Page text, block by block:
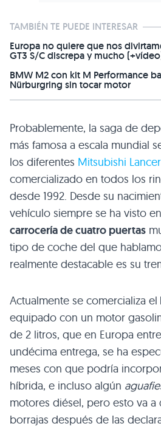
TAMBIÉN TE PUEDE INTERESAR
Europa no quiere que nos
GT3 S/C discrepa y mucho
BMW M2 con kit M Performance
Nürburgring sin tocar motor
Probablemente, la saga de
más famosa a escala mundial
los diferentes Mitsubishi
comercializado en todos los
desde 1992. Desde su
vehículo siempre se ha visto
carrocería de cuatro puertas
tipo de coche del que
realmente destacable es su
Actualmente se comercializa el
equipado con un motor
de 2 litros, que en Europa
undécima entrega, se ha
meses con que podría
híbrida, e incluso algún
motores diésel, pero esto va
borrajas después de las